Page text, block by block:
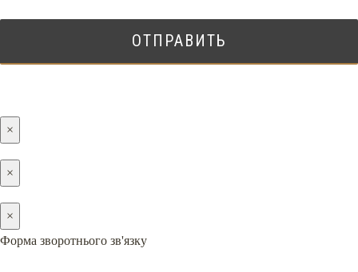
×
×
×
Форма зворотнього зв'язку